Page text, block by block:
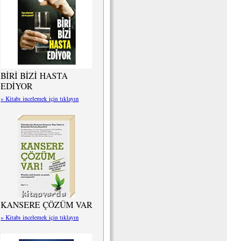
BİRİ BİZİ HASTA
EDİYOR
» Kitabı incelemek için tıklayın
KANSERE ÇÖZÜM VAR
» Kitabı incelemek için tıklayın